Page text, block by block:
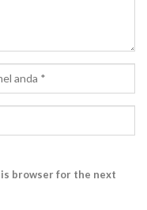
browser for the next